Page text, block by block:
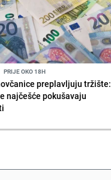
PRIJE OKO 18H
preplavljuju tržište:
najčešće pokušavaju